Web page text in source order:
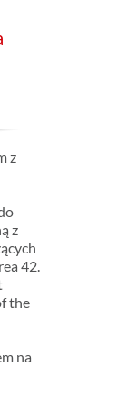
z
z
42.
the
na